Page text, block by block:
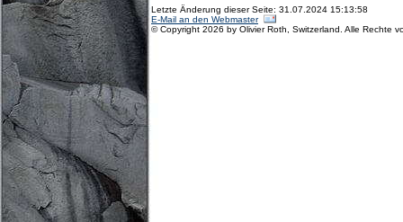
Letzte Änderung dieser Seite: 31.07.2024 15:13:58
E-Mail an den Webmaster
© Copyright 2026 by Olivier Roth, Switzerland. Alle Rechte